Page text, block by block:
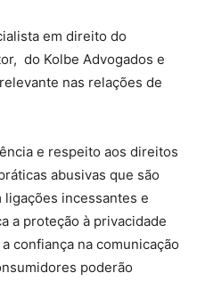
em direito do
do Kolbe Advogados e
nas relações de
e respeito aos direitos
abusivas que são
ligações incessantes e
a proteção à privacidade
confiança na comunicação
poderão